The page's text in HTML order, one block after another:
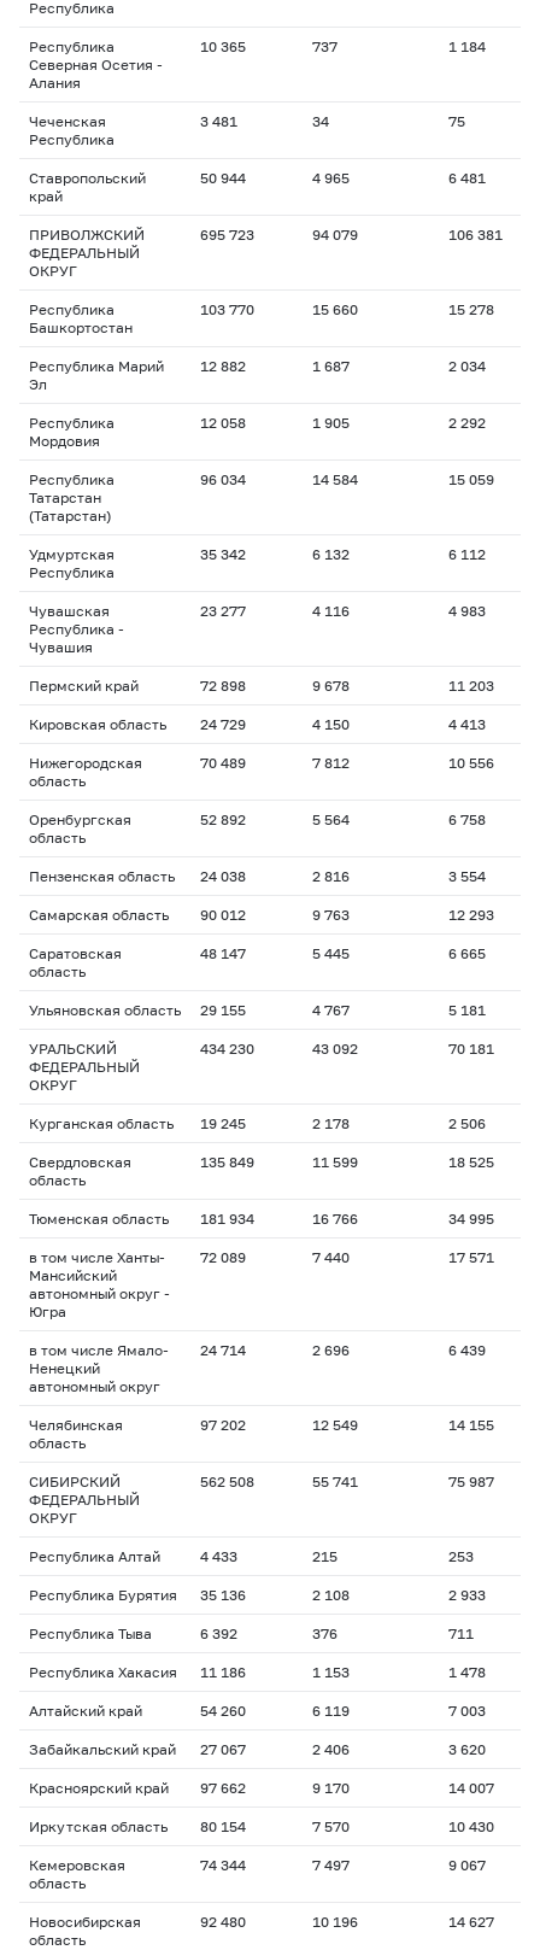
Республика
Республика
Северная Осетия -
Алания
10 365 737 1 184
Чеченская
Республика
3 481 34 75
Ставропольский
край
50 944 4 965 6 481
ПРИВОЛЖСКИЙ
ФЕДЕРАЛЬНЫЙ
ОКРУГ
695 723 94 079 106 381
Республика
Башкортостан
103 770 15 660 15 278
Республика Марий
Эл
12 882 1 687 2 034
Республика
Мордовия
12 058 1 905 2 292
Республика
Татарстан
(Татарстан)
96 034 14 584 15 059
Удмуртская
Республика
35 342 6 132 6 112
Чувашская
Республика -
Чувашия
23 277 4 116 4 983
Пермский край 72 898 9 678 11 203
Кировская область 24 729 4 150 4 413
Нижегородская
область
70 489 7 812 10 556
Оренбургская
область
52 892 5 564 6 758
Пензенская область 24 038 2 816 3 554
Самарская область 90 012 9 763 12 293
Саратовская
область
48 147 5 445 6 665
Ульяновская область 29 155 4 767 5 181
УРАЛЬСКИЙ
ФЕДЕРАЛЬНЫЙ
ОКРУГ
434 230 43 092 70 181
Курганская область 19 245 2 178 2 506
Свердловская
область
135 849 11 599 18 525
Тюменская область 181 934 16 766 34 995
в том числе Ханты-
Мансийский
автономный округ -
Югра
72 089 7 440 17 571
в том числе Ямало-
Ненецкий
автономный округ
24 714 2 696 6 439
Челябинская
область
97 202 12 549 14 155
СИБИРСКИЙ
ФЕДЕРАЛЬНЫЙ
ОКРУГ
562 508 55 741 75 987
Республика Алтай 4 433 215 253
Республика Бурятия 35 136 2 108 2 933
Республика Тыва 6 392 376 711
Республика Хакасия 11 186 1 153 1 478
Алтайский край 54 260 6 119 7 003
Забайкальский край 27 067 2 406 3 620
Красноярский край 97 662 9 170 14 007
Иркутская область 80 154 7 570 10 430
Кемеровская
область
74 344 7 497 9 067
Новосибирская
область
92 480 10 196 14 627